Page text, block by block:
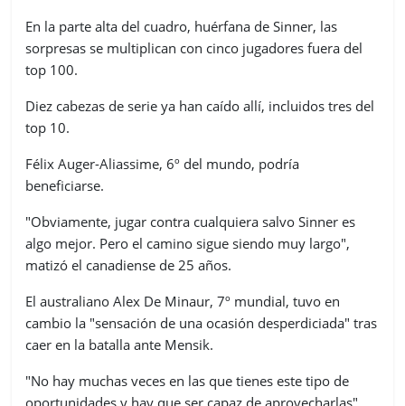
En la parte alta del cuadro, huérfana de Sinner, las
sorpresas se multiplican con cinco jugadores fuera del
top 100.
Diez cabezas de serie ya han caído allí, incluidos tres del
top 10.
Félix Auger-Aliassime, 6º del mundo, podría
beneficiarse.
"Obviamente, jugar contra cualquiera salvo Sinner es
algo mejor. Pero el camino sigue siendo muy largo",
matizó el canadiense de 25 años.
El australiano Alex De Minaur, 7º mundial, tuvo en
cambio la "sensación de una ocasión desperdiciada" tras
caer en la batalla ante Mensik.
"No hay muchas veces en las que tienes este tipo de
oportunidades y hay que ser capaz de aprovecharlas",